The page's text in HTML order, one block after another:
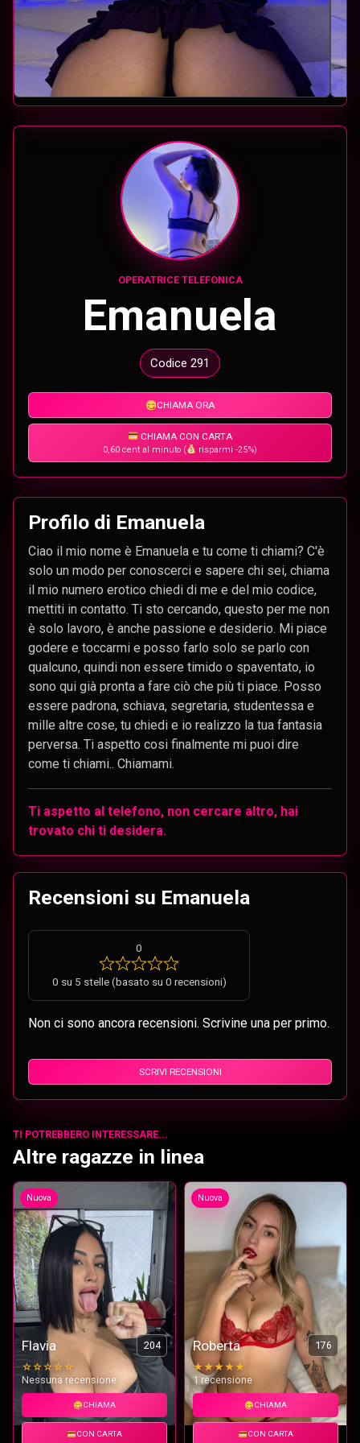
OPERATRICE TELEFONICA
Emanuela
Codice 291
CHIAMA ORA
CHIAMA CON CARTA
0,60 cent al minuto ( risparmi -25%)
Profilo di Emanuela
Ciao il mio nome è Emanuela e tu come ti chiami? C'è
solo un modo per conoscerci e sapere chi sei, chiama
il mio numero erotico chiedi di me e del mio codice,
mettiti in contatto. Ti sto cercando, questo per me non
è solo lavoro, è anche passione e desiderio. Mi piace
godere e toccarmi e posso farlo solo se parlo con
qualcuno, quindi non essere timido o spaventato, io
sono qui già pronta a fare ciò che più ti piace. Posso
essere padrona, schiava, segretaria, studentessa e
mille altre cose, tu chiedi e io realizzo la tua fantasia
perversa. Ti aspetto cosi finalmente mi puoi dire
come ti chiami.. Chiamami.
Ti aspetto al telefono, non cercare altro, hai
trovato chi ti desidera.
Recensioni su Emanuela
0
0 su 5 stelle (basato su 0 recensioni)
Non ci sono ancora recensioni. Scrivine una per primo.
SCRIVI RECENSIONI
TI POTREBBERO INTERESSARE...
Altre ragazze in linea
Nuova
Flavia
204
☆☆☆☆☆
Nessuna recensione
CHIAMA
CON CARTA
Nuova
Roberta
176
★★★★★
1 recensione
CHIAMA
CON CARTA